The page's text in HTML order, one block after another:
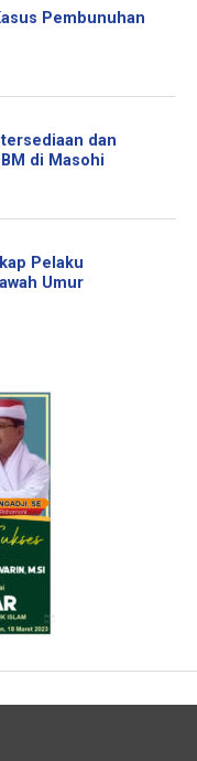
Pembunuhan
dan
di Masohi
Pelaku
Umur